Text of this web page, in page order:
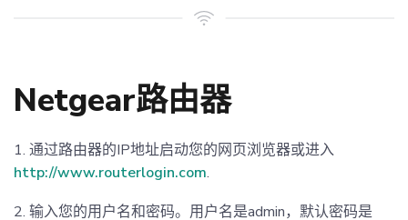
Netgear路由器
1. 通过路由器的IP地址启动您的网页浏览器或进入
http://www.routerlogin.com.
2. 输入您的用户名和密码。用户名是admin，默认密码是